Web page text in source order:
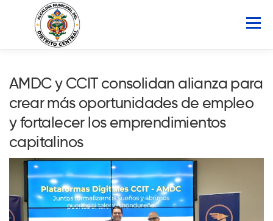
Menú
ATLAS MUNICIPAL
PORTAL DE TRANSPARENCIA
Buscar:
AMDC y CCIT consolidan alianza para
crear más oportunidades de empleo
y fortalecer los emprendimientos
capitalinos